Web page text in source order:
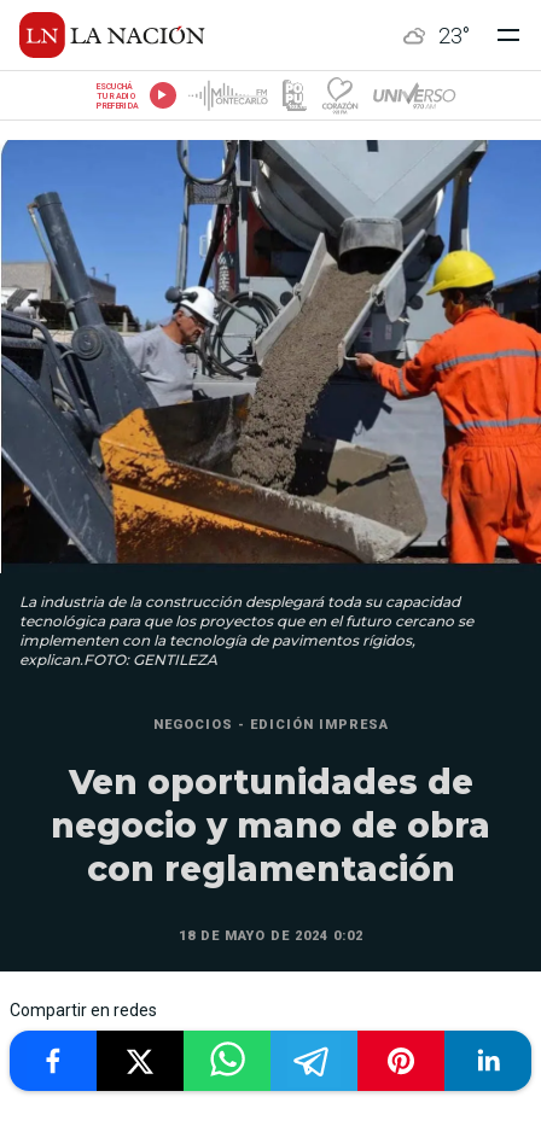
23°
ESCUCHÁ
TU RADIO
PREFERIDA
La industria de la construcción desplegará toda su capacidad
tecnológica para que los proyectos que en el futuro cercano se
implementen con la tecnología de pavimentos rígidos,
explican.FOTO: GENTILEZA
NEGOCIOS - EDICIÓN IMPRESA
Ven oportunidades de
negocio y mano de obra
con reglamentación
18 DE MAYO DE 2024 0:02
Compartir en redes